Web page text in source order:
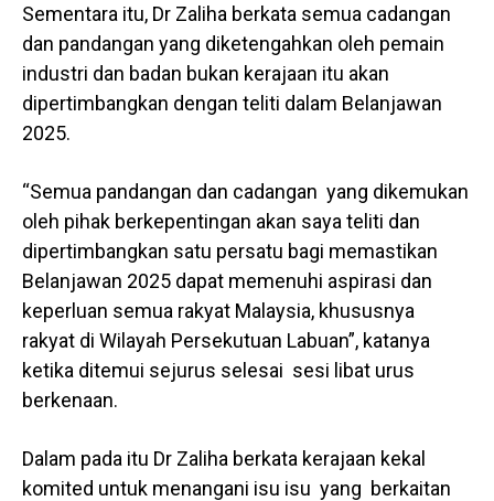
Sementara itu, Dr Zaliha berkata semua cadangan
dan pandangan yang diketengahkan oleh pemain
industri dan badan bukan kerajaan itu akan
dipertimbangkan dengan teliti dalam Belanjawan
2025.
“Semua pandangan dan cadangan yang dikemukan
oleh pihak berkepentingan akan saya teliti dan
dipertimbangkan satu persatu bagi memastikan
Belanjawan 2025 dapat memenuhi aspirasi dan
keperluan semua rakyat Malaysia, khususnya
rakyat di Wilayah Persekutuan Labuan”, katanya
ketika ditemui sejurus selesai sesi libat urus
berkenaan.
Dalam pada itu Dr Zaliha berkata kerajaan kekal
komited untuk menangani isu isu yang berkaitan